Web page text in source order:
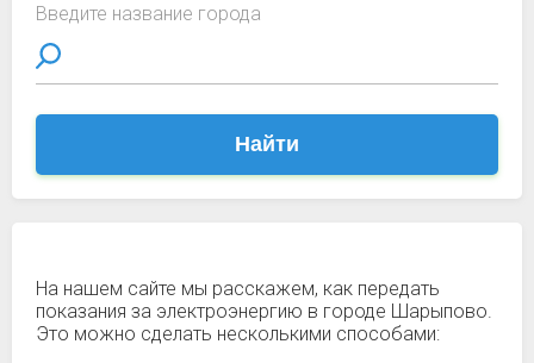
Введите название города
Найти
На нашем сайте мы расскажем, как передать
показания за электроэнергию в городе Шарыпово.
Это можно сделать несколькими способами: